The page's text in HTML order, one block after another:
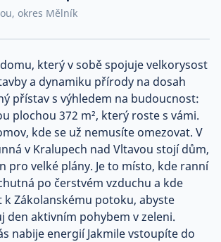
zákazníci
okres Mělník
který v sobě spojuje velkorysost
a dynamiku přírody na dosah
přístav s výhledem na budoucnost:
plochou 372 m², který roste s vámi.
kde se už nemusíte omezovat. V
v Kralupech nad Vltavou stojí dům,
pro velké plány. Je to místo, kde ranní
po čerstvém vzduchu a kde
k Zákolanskému potoku, abyste
den aktivním pohybem v zeleni.
nabije energií Jakmile vstoupíte do